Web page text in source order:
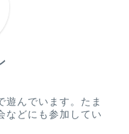
遊んでいます。たま
などにも参加してい